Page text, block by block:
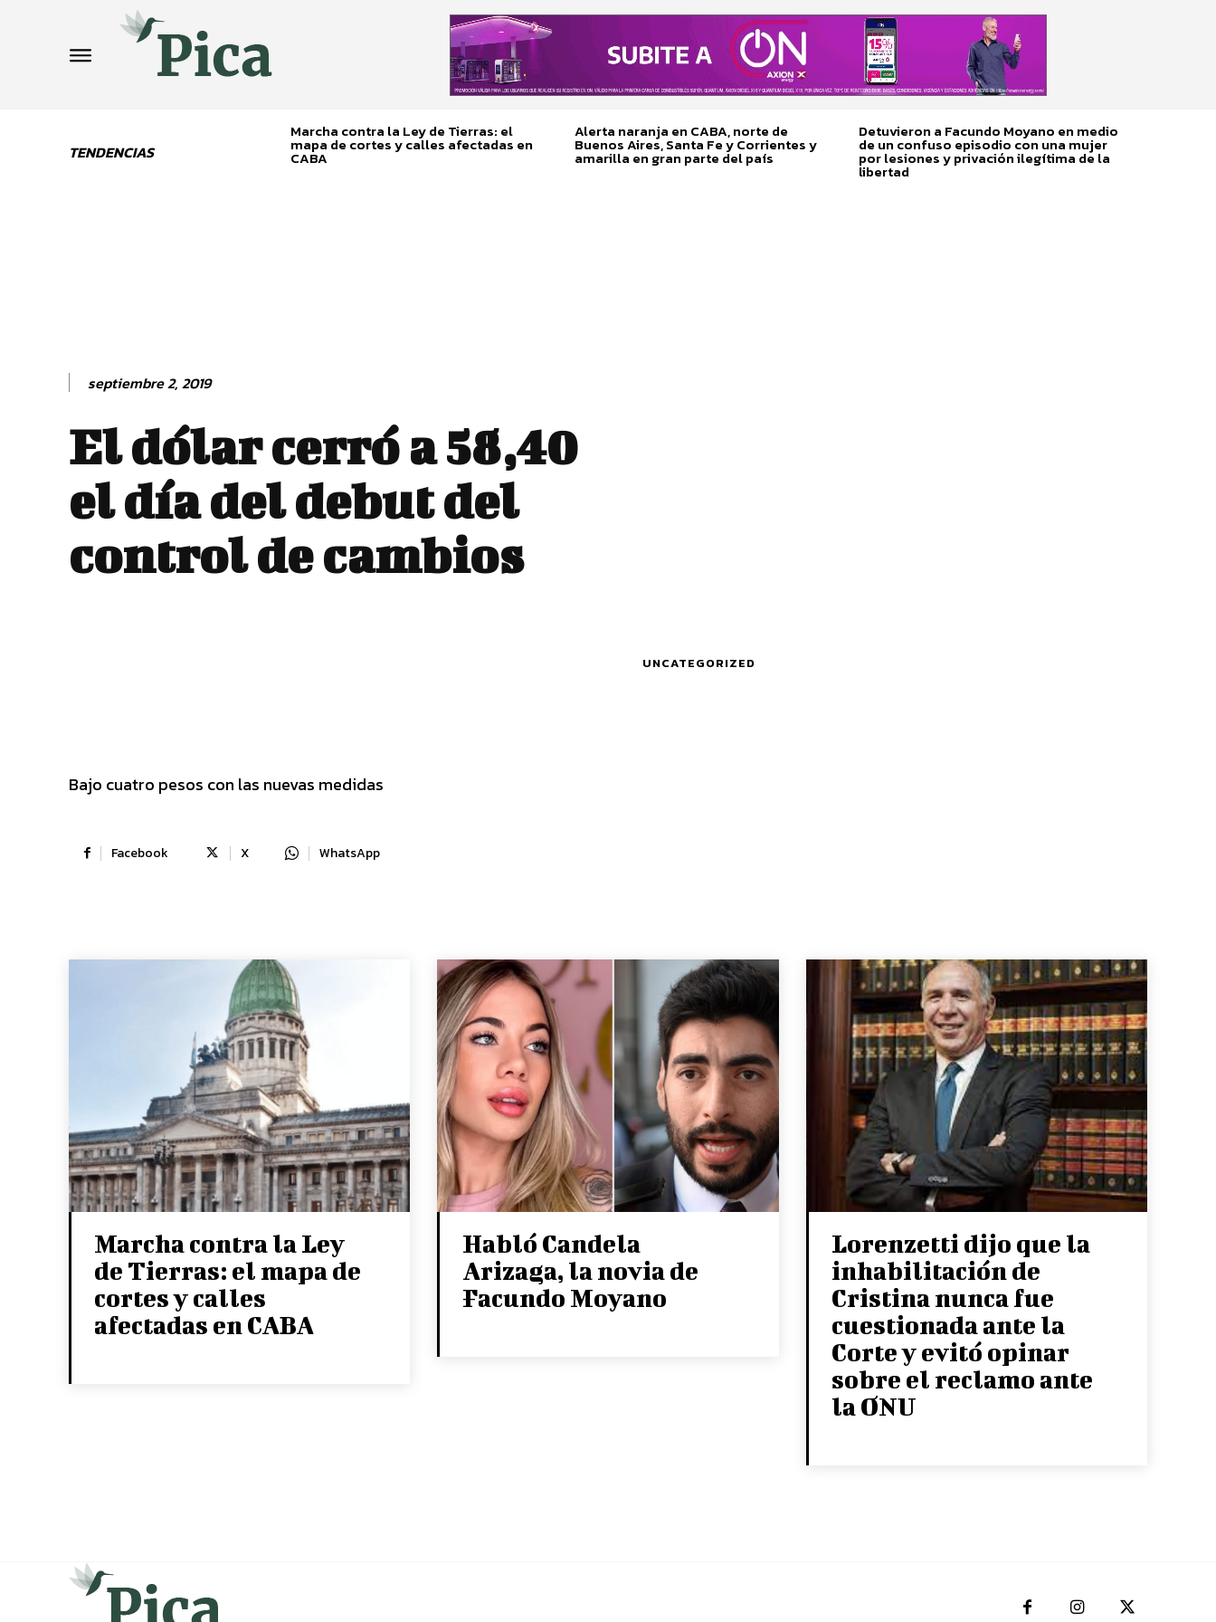
TENDENCIAS
Marcha contra la Ley de Tierras: el
mapa de cortes y calles afectadas en
CABA
Alerta naranja en CABA, norte de
Buenos Aires, Santa Fe y Corrientes y
amarilla en gran parte del país
Detuvieron a Facundo Moyano en medio
de un confuso episodio con una mujer
por lesiones y privación ilegítima de la
libertad
septiembre 2, 2019
El dólar cerró a 58,40
el día del debut del
control de cambios
UNCATEGORIZED
Bajo cuatro pesos con las nuevas medidas
Facebook X WhatsApp
Marcha contra la Ley
de Tierras: el mapa de
cortes y calles
afectadas en CABA
Habló Candela
Arizaga, la novia de
Facundo Moyano
Lorenzetti dijo que la
inhabilitación de
Cristina nunca fue
cuestionada ante la
Corte y evitó opinar
sobre el reclamo ante
la ONU